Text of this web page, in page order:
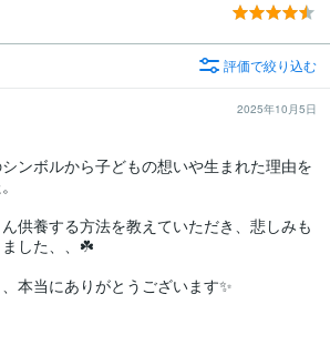
評価で絞り込む
2025年10月5日
ンボルから子どもの想いや生まれた理由を
供養する方法を教えていただき、悲しみも
ました、、☘️
本当にありがとうございます✨